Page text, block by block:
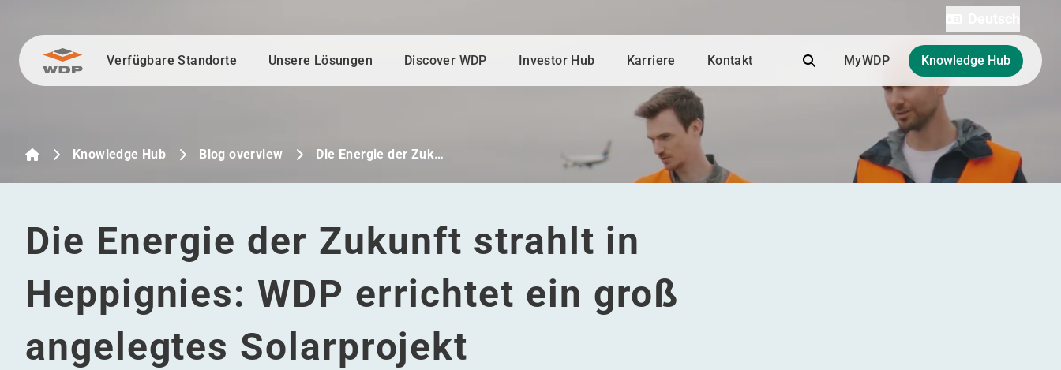
Zum Inhalt wechselnVerfügbare Standorte Unsere Lösungen Discover WDP Investor Hub Karriere Kontakt Suche
MyWDP Knowledge Hub
Knowledge Hub Blog overview Die Energie der Zuk…
Die Energie der Zukunft strahlt in
Heppignies: WDP errichtet ein groß
angelegtes Solarprojekt